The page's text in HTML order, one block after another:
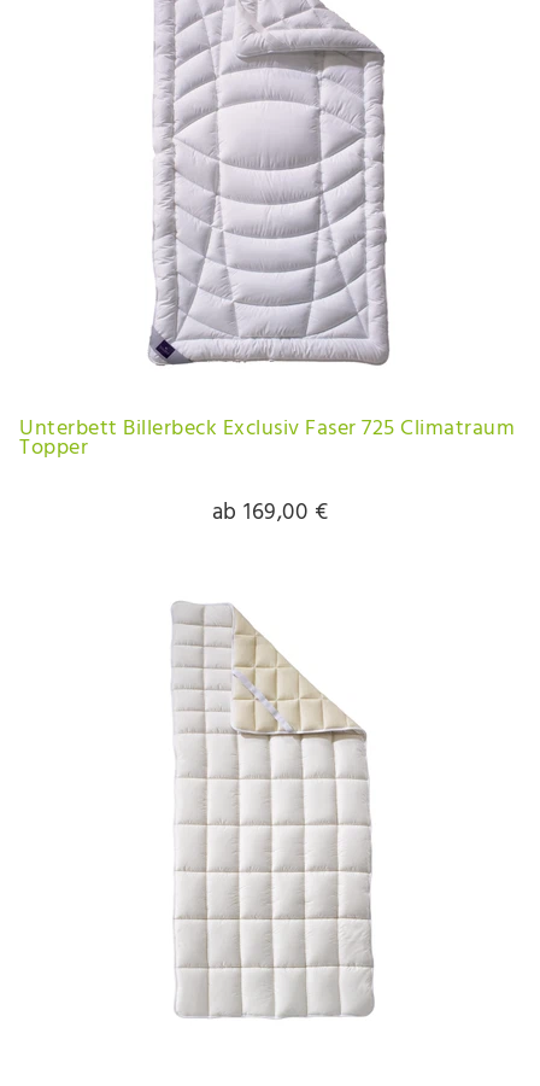
Unterbett Billerbeck Exclusiv Faser 725 Climatraum
Topper
ab 169,00 €